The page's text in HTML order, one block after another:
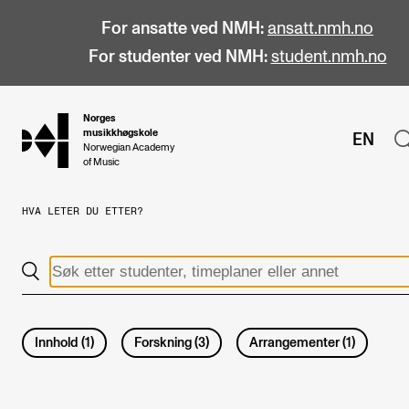
For ansatte ved NMH: ansatt.nmh.no
For studenter ved NMH: student.nmh.no
hjem
Norges
musikkhøgskole
Norwegian Academy
of Music
EN
Alle studier
Master
HVA LETER DU ETTER?
Innhold (1 ) Forskning (3) Arrangementer(1 )